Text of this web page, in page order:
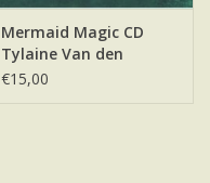
Mermaid Magic CD
Tylaine Van den
Broeck
€15,00